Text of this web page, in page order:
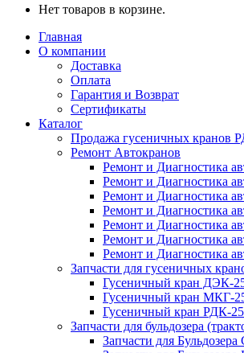
Нет товаров в корзине.
Главная
О компании
Доставка
Оплата
Гарантия и Возврат
Сертификаты
Каталог
Продажа гусеничных
Ремонт Автокранов
Ремонт и Диагностика
Ремонт и Диагностика
Ремонт и Диагностика
Ремонт и Диагностика
Ремонт и Диагностика
Ремонт и Диагностика
Ремонт и Диагностика
Запчасти для гусеничных
Гусеничный кран ДЭК-
Гусеничный кран МКГ-
Гусеничный кран РДК-
Запчасти для бульдозера
Запчасти для Бульдозера